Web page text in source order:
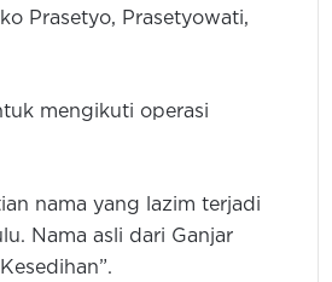
Prasetyo, Prasetyowati,
mengikuti operasi
nama yang lazim terjadi
Nama asli dari Ganjar